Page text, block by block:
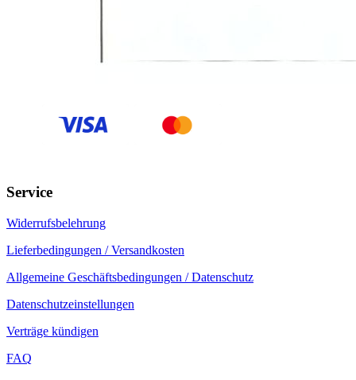
Service
Widerrufsbelehrung
Lieferbedingungen / Versandkosten
Allgemeine Geschäftsbedingungen / Datenschutz
Datenschutzeinstellungen
Verträge kündigen
FAQ